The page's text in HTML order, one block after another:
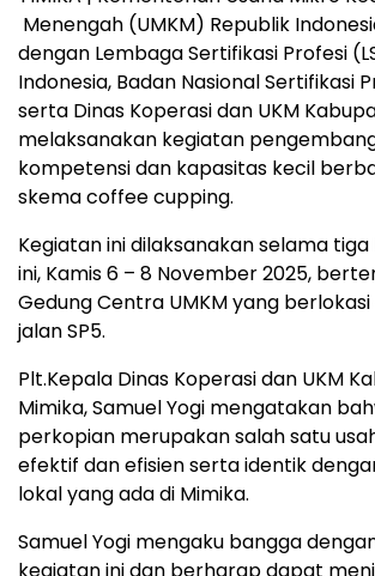
Menengah (UMKM) Republik
dengan Lembaga Sertifikasi Profesi
Indonesia, Badan Nasional Sertifikasi
serta Dinas Koperasi dan UKM
melaksanakan kegiatan
kompetensi dan kapasitas kecil
skema coffee cupping.
Kegiatan ini dilaksanakan selama tiga
ini, Kamis 6 – 8 November 2025,
Gedung Centra UMKM yang
jalan SP5.
Plt.Kepala Dinas Koperasi dan UKM
Mimika, Samuel Yogi mengatakan
perkopian merupakan salah satu
efektif dan efisien serta identik
lokal yang ada di Mimika.
Samuel Yogi mengaku bangga